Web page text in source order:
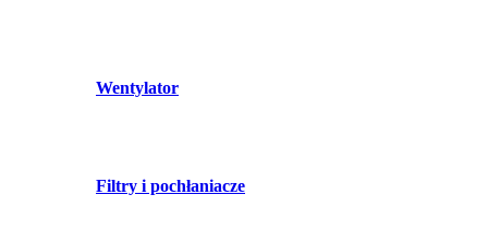
Wentylator
Filtry i pochłaniacze